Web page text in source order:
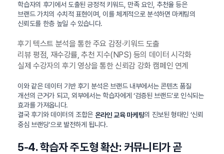
학습자의 후기에서 도출된 긍정적 키워드, 만족 요인, 추천율 등은
브랜드 가치의 수치적 표현이며, 이를 체계적으로 분석하면 마케팅의
신뢰도를 한층 높일 수 있습니다.
후기 텍스트 분석을 통한 주요 감정·키워드 도출
리뷰 평점, 재수강률, 추천 지수(NPS) 등의 데이터 시각화
실제 수강자의 후기 영상을 통한 신뢰감 강화 캠페인 연계
이와 같은 데이터 기반 후기 분석은 브랜드 내부에서는 콘텐츠 품질
개선의 근거가 되고, 외부에서는 학습자에게 ‘검증된 브랜드’로 인식되는
효과를 가져옵니다.
결국 후기와 데이터의 조합은 온라인 교육 마케팅의 진보된 형태인 ‘신뢰
중심 브랜딩’으로 발전하게 됩니다.
5-4. 학습자 주도형 확산: 커뮤니티가 곧